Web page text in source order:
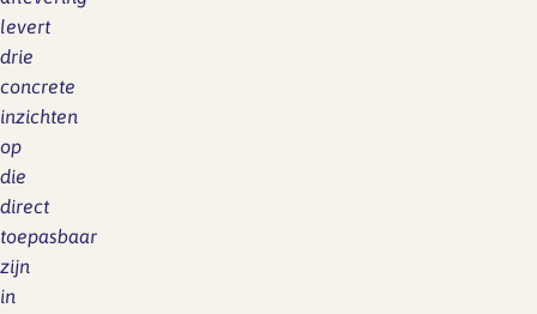
levert
drie
concrete
inzichten
op
die
direct
toepasbaar
zijn
in